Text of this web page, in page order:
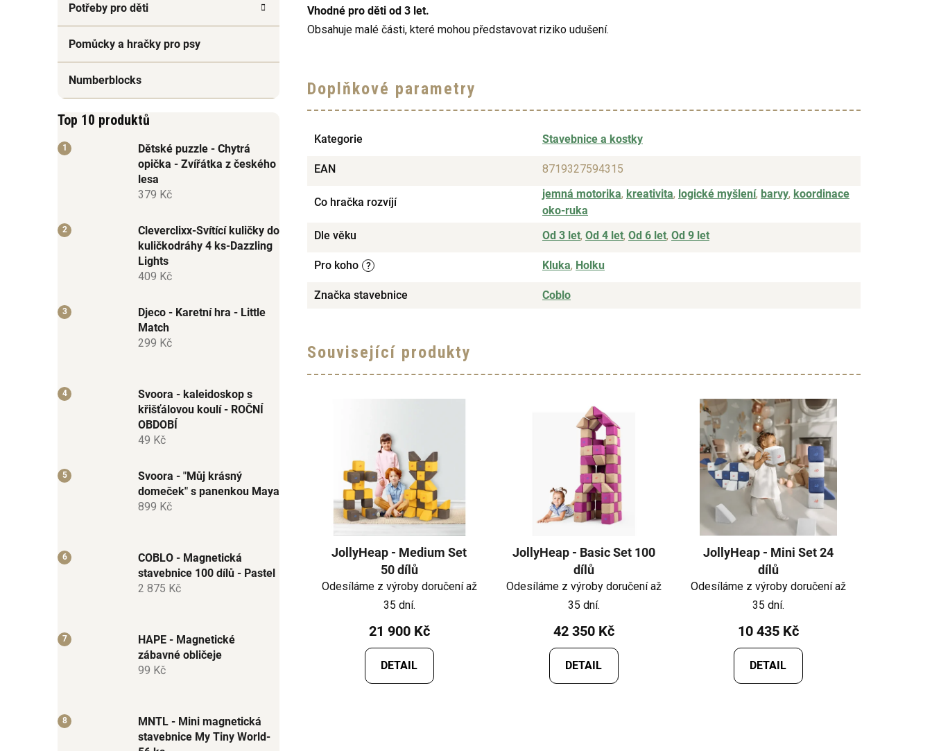
Potřeby pro děti
Pomůcky a hračky pro psy
Numberblocks
Top 10 produktů
Dětské puzzle - Chytrá
opička - Zvířátka z českého
lesa
379 Kč
Cleverclixx-Svítící kuličky do
kuličkodráhy 4 ks-Dazzling
Lights
409 Kč
Djeco - Karetní hra - Little
Match
299 Kč
Svoora - kaleidoskop s
křišťálovou koulí - ROČNÍ
OBDOBÍ
49 Kč
Svoora - "Můj krásný
domeček" s panenkou Maya
899 Kč
COBLO - Magnetická
stavebnice 100 dílů - Pastel
2 875 Kč
HAPE - Magnetické
zábavné obličeje
99 Kč
MNTL - Mini magnetická
stavebnice My Tiny World-
Vhodné pro děti od 3 let.
Obsahuje malé části, které mohou představovat riziko udušení.
Doplňkové parametry
Kategorie Stavebnice a kostky
EAN 8719327594315
Co hračka rozvíjí
jemná motorika, kreativita, logické myšlení, barvy, koordinace
oko-ruka
Dle věku
Od 3 let, Od 4 let, Od 6 let, Od 9 let
?
Pro koho Kluka, Holku
Značka stavebnice Coblo
Související produkty
JollyHeap - Medium Set
50 dílů
Odesíláme z výroby doručení až
35 dní.
21 900 Kč
DETAIL
JollyHeap - Basic Set 100
dílů
Odesíláme z výroby doručení až
35 dní.
42 350 Kč
DETAIL
JollyHeap - Mini Set 24
dílů
Odesíláme z výroby doručení až
35 dní.
10 435 Kč
DETAIL